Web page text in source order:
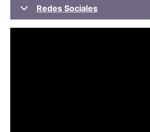
Redes Sociales